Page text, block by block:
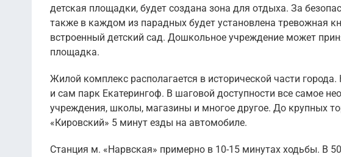
детская площадки, будет создана зона для отдыха. За
также в каждом из парадных будет установлена тревожная
встроенный детский сад. Дошкольное учреждение может
площадка.
Жилой комплекс располагается в исторической части
и сам парк Екатерингоф. В шаговой доступности все самое
учреждения, школы, магазины и многое другое. До крупных
«Кировский» 5 минут езды на автомобиле.
Станция м. «Нарвская» примерно в 10-15 минутах ходьбы. В